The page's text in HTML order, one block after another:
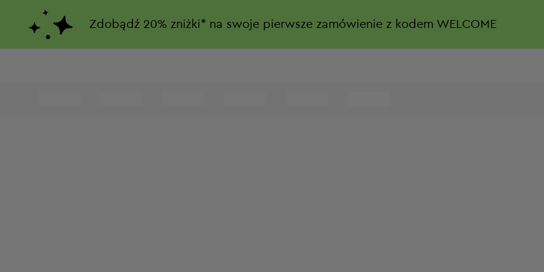
Zdobądź 20% zniżki* na swoje pierwsze zamówienie z kodem WELCOME